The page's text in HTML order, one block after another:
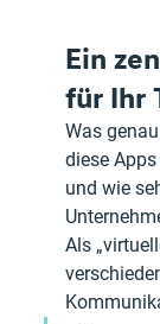
Ein
für Ihr
Was
diese
und wie
Als